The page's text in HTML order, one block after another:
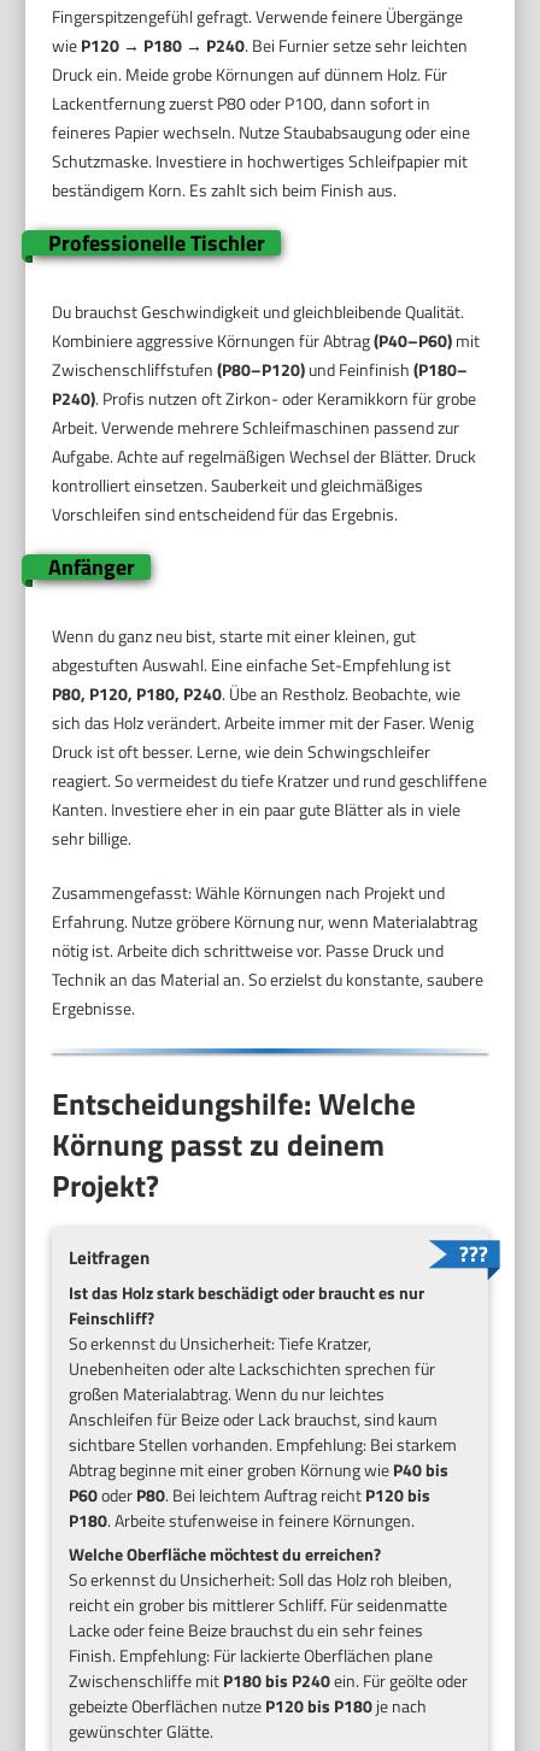
Fingerspitzengefühl gefragt. Verwende feinere Übergänge
wieP120 → P180 → P240. Bei Furnier setze sehr leichten
Druck ein. Meide grobe Körnungen auf dünnem Holz. Für
Lackentfernung zuerst P80 oder P100, dann sofort in
feineres Papier wechseln. Nutze Staubabsaugung oder eine
Schutzmaske. Investiere in hochwertiges Schleifpapier mit
beständigem Korn. Es zahlt sich beim Finish aus.
Professionelle Tischler
Du brauchst Geschwindigkeit und gleichbleibende Qualität.
Kombiniere aggressive Körnungen für Abtrag(P40–P60)mit
Zwischenschliffstufen(P80–P120)und Feinfinish(P180–
P240). Profis nutzen oft Zirkon- oder Keramikkorn für grobe
Arbeit. Verwende mehrere Schleifmaschinen passend zur
Aufgabe. Achte auf regelmäßigen Wechsel der Blätter. Druck
kontrolliert einsetzen. Sauberkeit und gleichmäßiges
Vorschleifen sind entscheidend für das Ergebnis.
Anfänger
Wenn du ganz neu bist, starte mit einer kleinen, gut
abgestuften Auswahl. Eine einfache Set-Empfehlung ist
P80, P120, P180, P240. Übe an Restholz. Beobachte, wie
sich das Holz verändert. Arbeite immer mit der Faser. Wenig
Druck ist oft besser. Lerne, wie dein Schwingschleifer
reagiert. So vermeidest du tiefe Kratzer und rund geschliffene
Kanten. Investiere eher in ein paar gute Blätter als in viele
sehr billige.
Zusammengefasst: Wähle Körnungen nach Projekt und
Erfahrung. Nutze gröbere Körnung nur, wenn Materialabtrag
nötig ist. Arbeite dich schrittweise vor. Passe Druck und
Technik an das Material an. So erzielst du konstante, saubere
Ergebnisse.
Entscheidungshilfe: Welche
Körnung passt zu deinem
Projekt?
Leitfragen
Ist das Holz stark beschädigt oder braucht es nur
Feinschliff?
So erkennst du Unsicherheit: Tiefe Kratzer,
Unebenheiten oder alte Lackschichten sprechen für
großen Materialabtrag. Wenn du nur leichtes
Anschleifen für Beize oder Lack brauchst, sind kaum
sichtbare Stellen vorhanden. Empfehlung: Bei starkem
Abtrag beginne mit einer groben Körnung wieP40 bis
P60oderP80. Bei leichtem Auftrag reichtP120 bis
P180. Arbeite stufenweise in feinere Körnungen.
Welche Oberfläche möchtest du erreichen?
So erkennst du Unsicherheit: Soll das Holz roh bleiben,
reicht ein grober bis mittlerer Schliff. Für seidenmatte
Lacke oder feine Beize brauchst du ein sehr feines
Finish. Empfehlung: Für lackierte Oberflächen plane
Zwischenschliffe mitP180 bis P240ein. Für geölte oder
gebeizte Oberflächen nutzeP120 bis P180je nach
gewünschter Glätte.